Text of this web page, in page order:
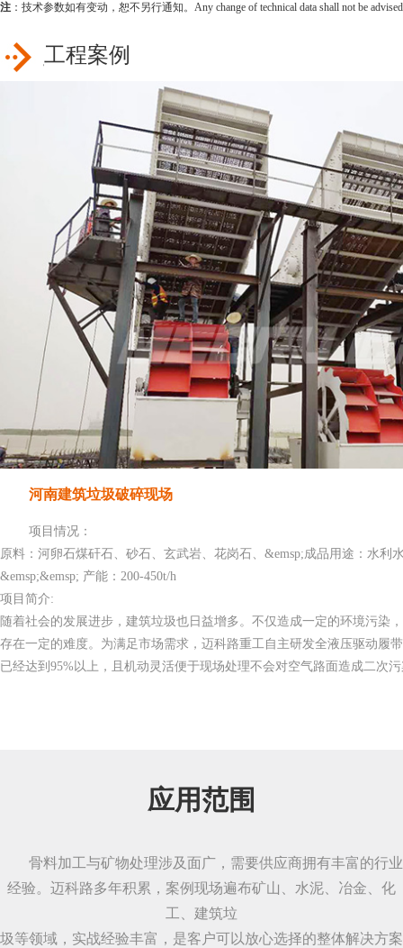
注 ：技术参数如有变动，恕不另行通知。Any change of technical data shall not be
工程案例
河南建筑垃圾破碎现场
项目情况：
原料：河卵石煤矸石、砂石、玄武岩、花岗石、&emsp;成品用途：水利
&emsp;&emsp; 产能：200-450t/h
项目简介:
随着社会的发展进步，建筑垃圾也日益增多。不仅造成一定的环境污染
存在一定的难度。为满足市场需求，迈科路重工自主研发全液压驱动履
已经达到95%以上，且机动灵活便于现场处理不会对空气路面造成二次
应用范围
骨料加工与矿物处理涉及面广，需要供应商拥有丰富的行业
经验。迈科路多年积累，案例现场遍布矿山、水泥、冶金、化
工、建筑垃
圾等领域，实战经验丰富，是客户可以放心选择的整体解决方案